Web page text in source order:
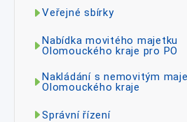
Veřejné sbírky
Nabídka movitého majetku
Olomouckého kraje pro PO
Nakládání s nemovitým
Olomouckého kraje
Správní řízení